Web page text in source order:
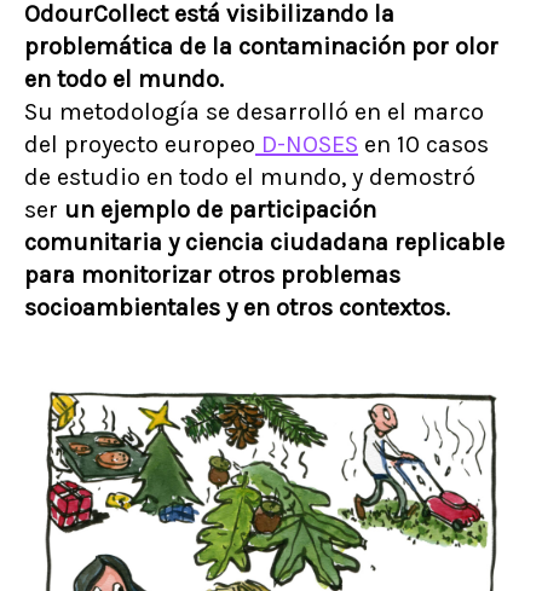
OdourCollect está visibilizando la
problemática de la contaminación por olor
en todo el mundo.
Su metodología se desarrolló en el marco
del proyecto europeo D-NOSES en 10 casos
de estudio en todo el mundo, y demostró
ser un ejemplo de participación
comunitaria y ciencia ciudadana replicable
para monitorizar otros problemas
socioambientales y en otros contextos.